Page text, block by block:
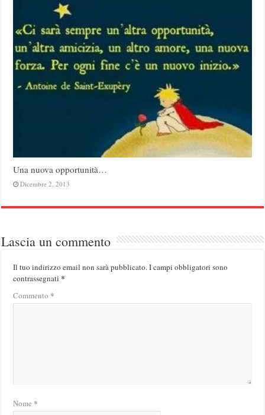
Una nuova opportunità…
Dicembre 2, 2013
Lascia un commento
Il tuo indirizzo email non sarà pubblicato.I campi obbligatori sono
contrassegnati*
Commento *
Nome *